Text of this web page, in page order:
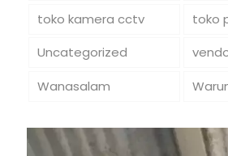
toko kamera cctv
toko
Uncategorized
Wanasalam